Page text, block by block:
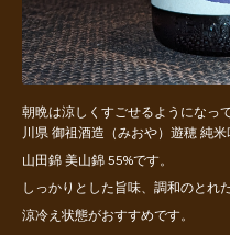
朝晩は涼しくすごせるようになっ
川県 御祖酒造（みおや）遊穂 純
山田錦 美山錦 55%です。
しっかりとした旨味、調和のとれ
涼冷え状態がおすすめです。